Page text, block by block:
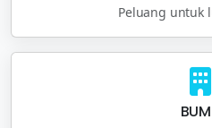
Peluang untuk